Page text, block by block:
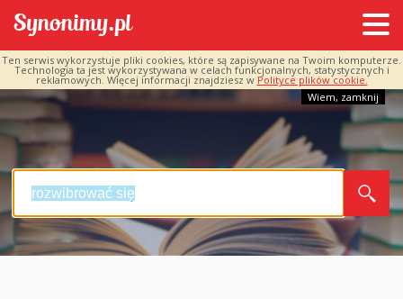
Ten serwis wykorzystuje pliki cookies, które są zapisywane na Twoim komputerze.
Technologia ta jest wykorzystywana w celach funkcjonalnych, statystycznych i
reklamowych. Więcej informacji znajdziesz w Polityce plików cookie.
Wiem, zamknij